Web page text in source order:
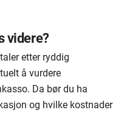
videre?
etter ryddig
å vurdere
Da bør du ha
og hvilke kostnader